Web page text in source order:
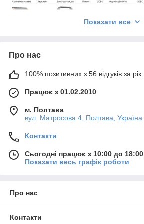
Показати все
Про нас
100% позитивних з 56 відгуків за рік
Працює з 01.02.2010
м. Полтава
вул. Матросова 4, Полтава, Україна
Контакти
Сьогодні працює з 10:00 до 18:00
Показати весь графік роботи
Про нас
Контакти